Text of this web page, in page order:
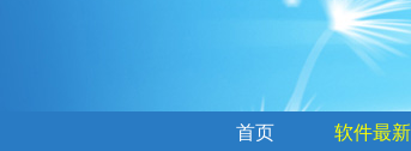
首页 软件最